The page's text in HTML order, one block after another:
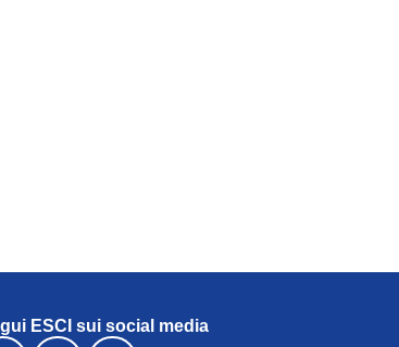
ESCI sui social media